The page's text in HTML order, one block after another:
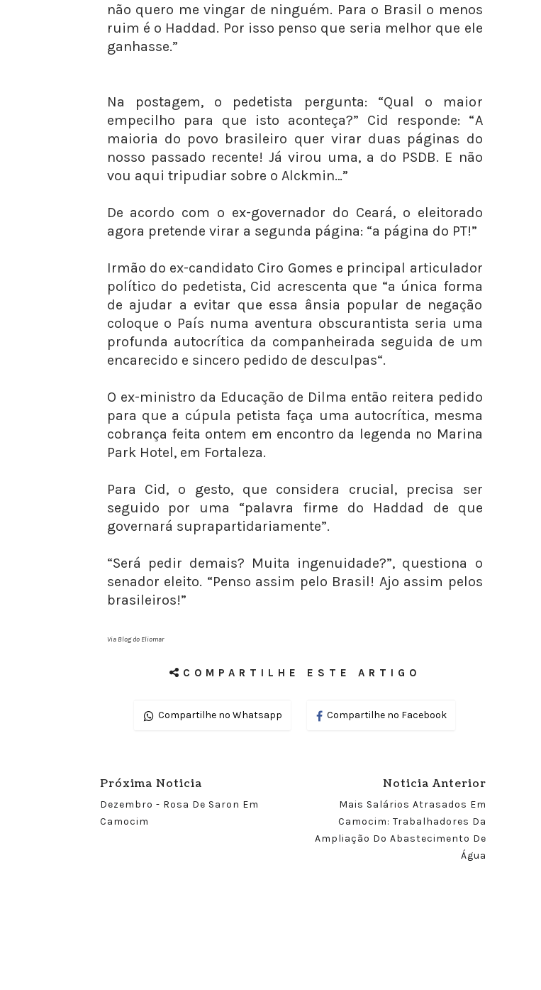
não quero me vingar de ninguém. Para o Brasil o menos
ruim é o Haddad. Por isso penso que seria melhor que ele
ganhasse.”
Na postagem, o pedetista pergunta: “Qual o maior
empecilho para que isto aconteça?” Cid responde: “A
maioria do povo brasileiro quer virar duas páginas do
nosso passado recente! Já virou uma, a do PSDB. E não
vou aqui tripudiar sobre o Alckmin…”
De acordo com o ex-governador do Ceará, o eleitorado
agora pretende virar a segunda página: “a página do PT!”
Irmão do ex-candidato Ciro Gomes e principal articulador
político do pedetista, Cid acrescenta que “a única forma
de ajudar a evitar que essa ânsia popular de negação
coloque o País numa aventura obscurantista seria uma
profunda autocrítica da companheirada seguida de um
encarecido e sincero pedido de desculpas“.
O ex-ministro da Educação de Dilma então reitera pedido
para que a cúpula petista faça uma autocrítica, mesma
cobrança feita ontem em encontro da legenda no Marina
Park Hotel, em Fortaleza.
Para Cid, o gesto, que considera crucial, precisa ser
seguido por uma “palavra firme do Haddad de que
governará suprapartidariamente”.
“Será pedir demais? Muita ingenuidade?”, questiona o
senador eleito. “Penso assim pelo Brasil! Ajo assim pelos
brasileiros!”
Via Blog do Eliomar
COMPARTILHE ESTE ARTIGO
Compartilhe no Whatsapp Compartilhe no Facebook
Próxima Noticia
Dezembro - Rosa De Saron Em
Camocim
Noticia Anterior
Mais Salários Atrasados Em
Camocim: Trabalhadores Da
Ampliação Do Abastecimento De
Água